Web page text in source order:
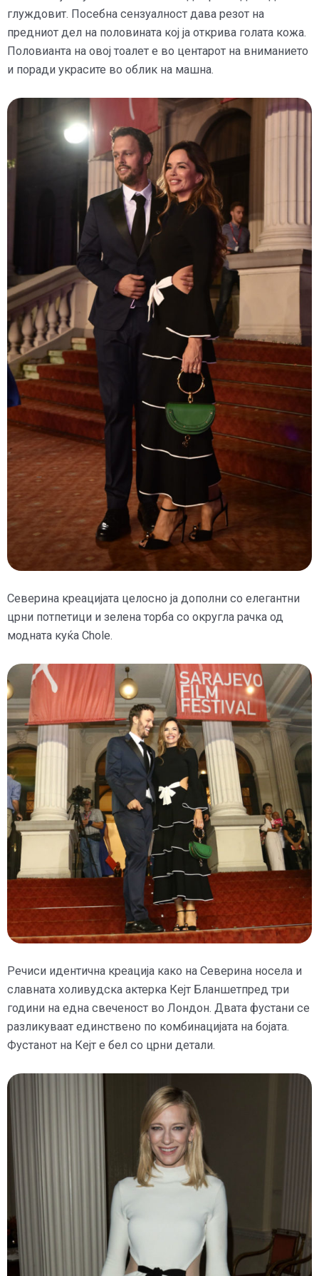
глуждовит. Посебна сензуалност дава резот на
предниот дел на половината кој ја открива голата кожа.
Половианта на овој тоалет е во центарот на вниманието
и поради украсите во облик на машна.
Северина креацијата целосно ја дополни со елегантни
црни потпетици и зелена торба со округла рачка од
модната куќа Chole.
Речиси идентична креација како на Северина носела и
славната холивудска актерка Кејт Бланшетпред три
години на една свеченост во Лондон. Двата фустани се
разликуваат единствено по комбинацијата на бојата.
Фустанот на Кејт е бел со црни детали.